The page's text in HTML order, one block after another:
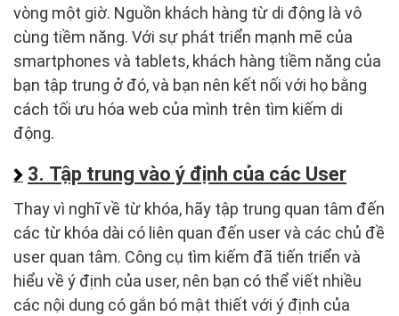
vòng một giờ. Nguồn khách hàng từ di động là vô
cùng tiềm năng. Với sự phát triển mạnh mẽ của
smartphones và tablets, khách hàng tiềm năng của
bạn tập trung ở đó, và bạn nên kết nối với họ bằng
cách tối ưu hóa web của mình trên tìm kiếm di
động.
3. Tập trung vào ý định của các User
Thay vì nghĩ về từ khóa, hãy tập trung quan tâm đến
các từ khóa dài có liên quan đến user và các chủ đề
user quan tâm. Công cụ tìm kiếm đã tiến triển và
hiểu về ý định của user, nên bạn có thể viết nhiều
các nội dung có gắn bó mật thiết với ý định của